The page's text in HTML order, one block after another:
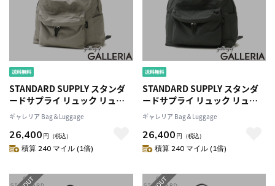
STANDARD SUPPLY スタンダ
ードサプライ リュック リュッ
クサック 22L A4 B4 日本製
SIMPLICITY COMMUTE
DAYPACK
ギャレリア Bag＆Luggage
26,400 円 （税込）
積算 240 マイル (1倍)
STANDARD SUPPLY スタンダ
ードサプライ リュック リュッ
クサック 22L A4 B4 日本製
SIMPLICITY COMMUTE
DAYPACK
ギャレリア Bag＆Luggage
26,400 円 （税込）
積算 240 マイル (1倍)